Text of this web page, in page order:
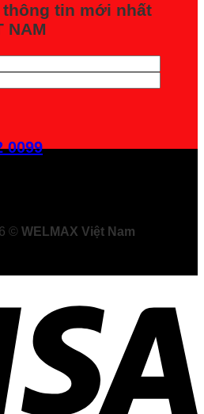
tin mới nhất
NAM
0099
© WELMAX Việt Nam